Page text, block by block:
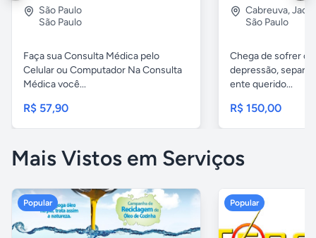
São Paulo
São Paulo
Faça sua Consulta Médica pelo
Celular ou Computador Na Consulta
Médica você...
R$ 57,90
Cabreuva,
São Paulo
Chega de sofrer
depressão,
ente querido...
R$ 150,00
Mais Vistos em Serviços
Popular Popular